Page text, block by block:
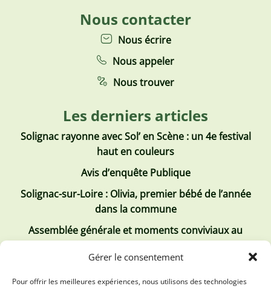
Gérer le consentement
Pour offrir les meilleures expériences, nous utilisons des technologies
Nous contacter
Nous écrire
Nous appeler
Nous trouver
Les derniers articles
Solignac rayonne avec Sol’ en Scène : un 4e festival
haut en couleurs
Avis d’enquête Publique
Solignac-sur-Loire : Olivia, premier bébé de l’année
dans la commune
Assemblée générale et moments conviviaux au